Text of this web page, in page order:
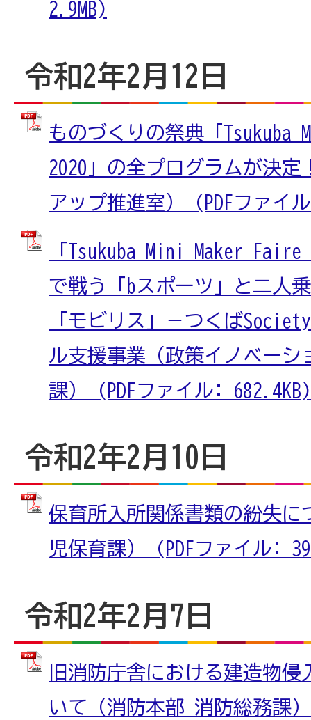
2.9MB)
令和2年2月12日
ものづくりの祭典「Tsukuba
2020」の全プログラムが決
アップ推進室） (PDFファイ
「Tsukuba Mini Maker Faire
で戦う「bスポーツ」と二人
「モビリス」－つくば
ル支援事業（政策イノベー
課） (PDFファイル: 682.4KB)
令和2年2月10日
保育所入所関係書類の紛失
児保育課） (PDFファイル:
令和2年2月7日
旧消防庁舎における建造物
いて（消防本部 消防総務課